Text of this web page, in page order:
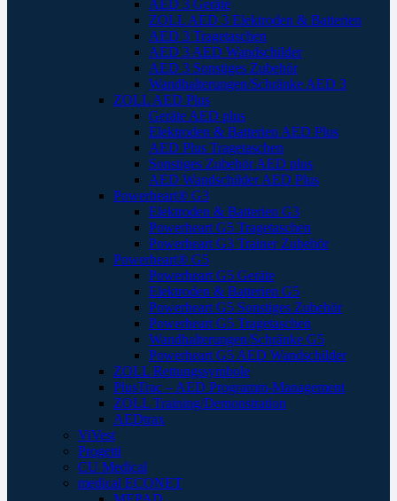
AED 3 Geräte
ZOLL AED 3 Elektroden & Batterien
AED 3 Tragetaschen
AED 3 AED Wandschilder
AED 3 Sonstiges Zubehör
Wandhalterungen/Schränke AED 3
ZOLL AED Plus
Geräte AED plus
Elektroden & Batterien AED Plus
AED Plus Tragetaschen
Sonstiges Zubehör AED plus
AED Wandschilder AED Plus
Powerheart® G3
Elektroden & Batterien G3
Powerheart G5 Tragetaschen
Powerheart G3 Trainer Zubehör
Powerheart® G5
Powerheart G5 Geräte
Elektroden & Batterien G5
Powerheart G5 Sonstiges Zubehör
Powerheart G5 Tragetaschen
Wandhalterungen/Schränke G5
Powerheart G5 AED Wandschilder
ZOLL Rettungssymbole
PlusTrac – AED Programm-Management
ZOLL Training/Demonstration
AEDtrax
ViVest
Progetti
CU Medical
medical ECONET